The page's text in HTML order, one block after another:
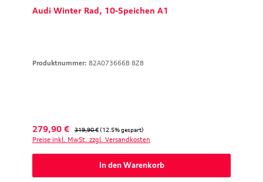
Audi Winter Rad, 10-Speichen A1
Produktnummer: 82A073666B 8Z8
Verkaufspreis:
279,90 € Regulärer Preis:
319,90 € (12.5% gespart)
Preise inkl. MwSt. zzgl. Versandkosten
In den Warenkorb